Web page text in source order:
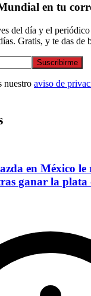
en tu
del día y el
Gratis, y te das de
Suscribirme
nuestro aviso de
en México
ganar la plata